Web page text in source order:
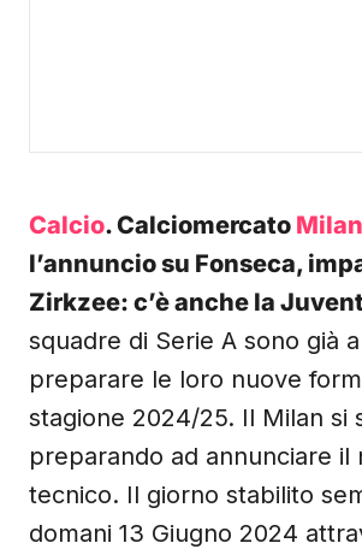
Calcio. Calciomercato Milan
l’annuncio su Fonseca,
Zirkzee: c’è anche la
squadre di Serie A sono già
preparare le loro nuove
stagione 2024/25. Il Milan si
preparando ad annunciare il
tecnico. Il giorno stabilito
domani 13 Giugno 2024